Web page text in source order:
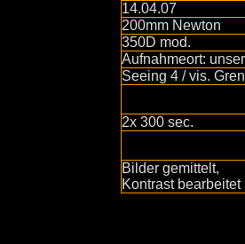
14.04.07
200mm Newton
350D mod.
Aufnahmeort:
Seeing 4 / vis.
2x 300 sec.
Bilder gemittelt,
Kontrast